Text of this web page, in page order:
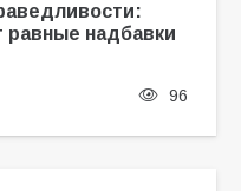
равные надбавки
96